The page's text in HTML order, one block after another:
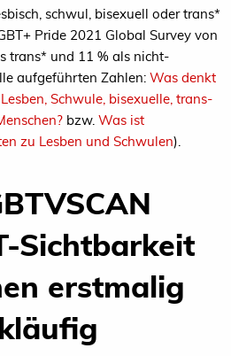
schwul, bisexuell oder trans*
Pride 2021 Global Survey von
trans* und 11 % als nicht-
aufgeführten Zahlen: Was denkt
Schwule, bisexuelle, trans-
bzw. Was ist
zu Lesben und Schwulen).
Sichtbarkeit
erstmalig